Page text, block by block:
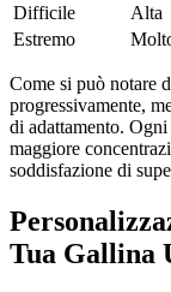
Difficile
Alta
Estremo
Come si può notare
progressivamente,
di adattamento.
maggiore
soddisfazione di
Tua Gallina